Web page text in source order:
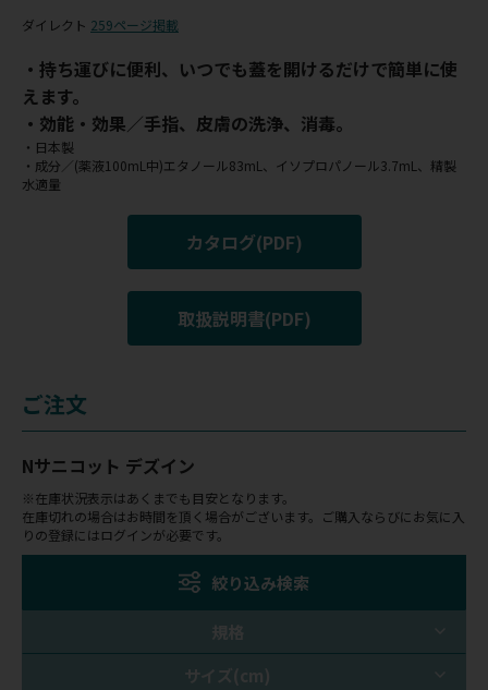
ダイレクト 259ページ掲載
・持ち運びに便利、いつでも蓋を開けるだけで簡単に使
えます。
・効能・効果／手指、皮膚の洗浄、消毒。
・日本製
・成分／(薬液100mL中)エタノール83mL、イソプロパノール3.7mL、精製
水適量
カタログ(PDF)
取扱説明書(PDF)
ご注文
Nサニコット デズイン
※在庫状況表示はあくまでも目安となります。
在庫切れの場合はお時間を頂く場合がございます。ご購入ならびにお気に入
りの登録にはログインが必要です。
絞り込み検索
規格
サイズ(cm)